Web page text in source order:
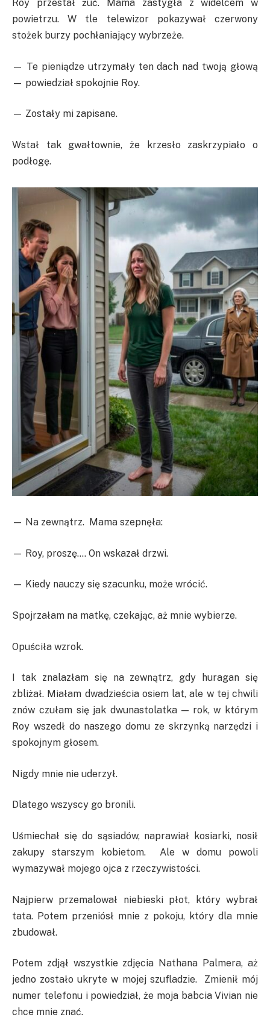
Roy przestał żuć. Mama zastygła z widelcem w
powietrzu. W tle telewizor pokazywał czerwony
stożek burzy pochłaniający wybrzeże.
— Te pieniądze utrzymały ten dach nad twoją głową
— powiedział spokojnie Roy.
— Zostały mi zapisane.
Wstał tak gwałtownie, że krzesło zaskrzypiało o
podłogę.
— Na zewnątrz. Mama szepnęła:
— Roy, proszę…. On wskazał drzwi.
— Kiedy nauczy się szacunku, może wrócić.
Spojrzałam na matkę, czekając, aż mnie wybierze.
Opuściła wzrok.
I tak znalazłam się na zewnątrz, gdy huragan się
zbliżał. Miałam dwadzieścia osiem lat, ale w tej chwili
znów czułam się jak dwunastolatka — rok, w którym
Roy wszedł do naszego domu ze skrzynką narzędzi i
spokojnym głosem.
Nigdy mnie nie uderzył.
Dlatego wszyscy go bronili.
Uśmiechał się do sąsiadów, naprawiał kosiarki, nosił
zakupy starszym kobietom. Ale w domu powoli
wymazywał mojego ojca z rzeczywistości.
Najpierw przemalował niebieski płot, który wybrał
tata. Potem przeniósł mnie z pokoju, który dla mnie
zbudował.
Potem zdjął wszystkie zdjęcia Nathana Palmera, aż
jedno zostało ukryte w mojej szufladzie. Zmienił mój
numer telefonu i powiedział, że moja babcia Vivian nie
chce mnie znać.